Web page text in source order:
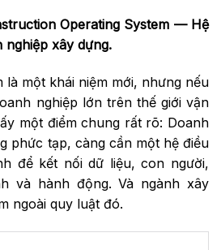
Operating System — Hệ
nghiệp xây dựng.
một khái niệm mới, nhưng nếu
nghiệp lớn trên thế giới vận
một điểm chung rất rõ: Doanh
phức tạp, càng cần một hệ điều
để kết nối dữ liệu, con người,
và hành động. Và ngành xây
ngoài quy luật đó.